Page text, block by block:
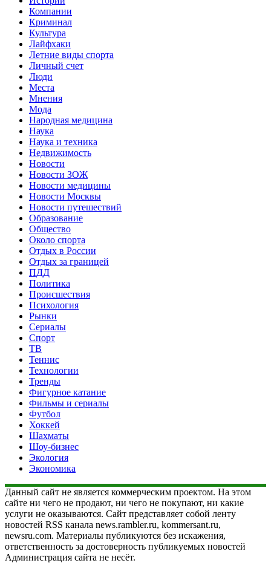
Компании
Криминал
Культура
Лайфхаки
Летние виды спорта
Личный счет
Люди
Места
Мнения
Мода
Народная медицина
Наука
Наука и техника
Недвижимость
Новости
Новости ЗОЖ
Новости медицины
Новости Москвы
Новости путешествий
Образование
Общество
Около спорта
Отдых в России
Отдых за границей
ПДД
Политика
Происшествия
Психология
Рынки
Сериалы
Спорт
ТВ
Теннис
Технологии
Тренды
Фигурное катание
Фильмы и сериалы
Футбол
Хоккей
Шахматы
Шоу-бизнес
Экология
Экономика
Данный сайт не является коммерческим проектом. На этом
сайте ни чего не продают, ни чего не покупают, ни какие
услуги не оказываются. Сайт представляет собой ленту
новостей RSS канала news.rambler.ru, kommersant.ru,
newsru.com. Материалы публикуются без искажения,
ответственность за достоверность публикуемых новостей
Администрация сайта не несёт.